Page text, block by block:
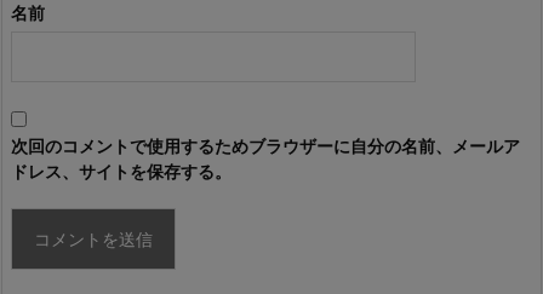
名前
次回のコメントで使用するためブラウザーに自分の名前、メールア
ドレス、サイトを保存する。